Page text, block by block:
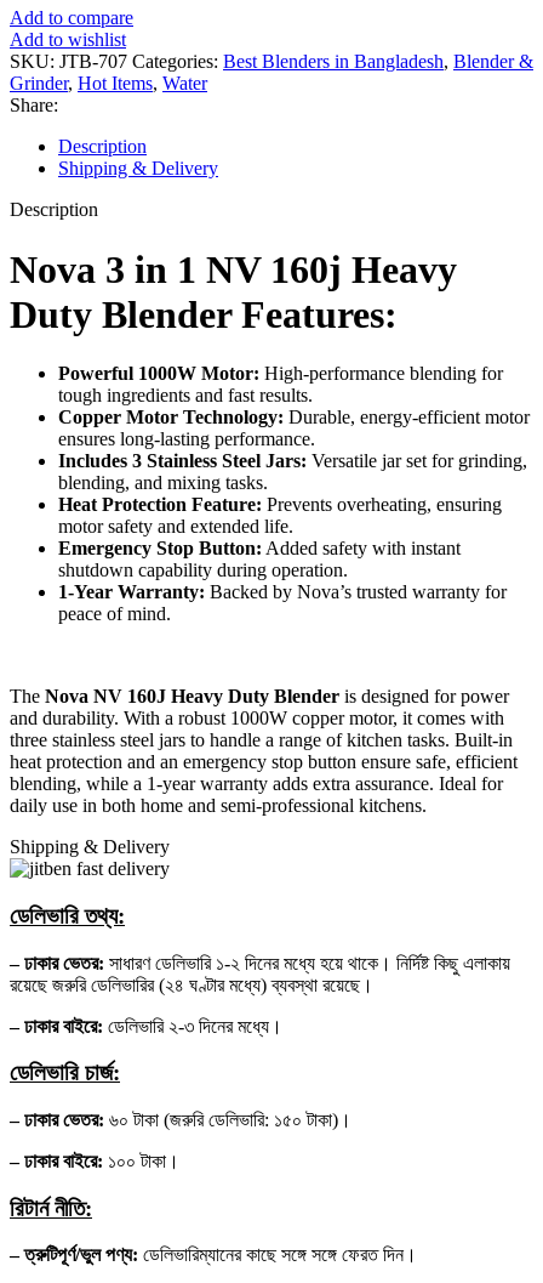
Add to compare
Add to wishlist
SKU: JTB-707 Categories: Best Blenders in Bangladesh, Blender &
Grinder, Hot Items, Water
Share:
Description
Shipping & Delivery
Description
Nova 3 in 1 NV 160j Heavy
Duty Blender Features:
Powerful 1000W Motor: High-performance blending for
tough ingredients and fast results.
Copper Motor Technology: Durable, energy-efficient motor
ensures long-lasting performance.
Includes 3 Stainless Steel Jars: Versatile jar set for grinding,
blending, and mixing tasks.
Heat Protection Feature: Prevents overheating, ensuring
motor safety and extended life.
Emergency Stop Button: Added safety with instant
shutdown capability during operation.
1-Year Warranty: Backed by Nova’s trusted warranty for
peace of mind.
The Nova NV 160J Heavy Duty Blender is designed for power
and durability. With a robust 1000W copper motor, it comes with
three stainless steel jars to handle a range of kitchen tasks. Built-in
heat protection and an emergency stop button ensure safe, efficient
blending, while a 1-year warranty adds extra assurance. Ideal for
daily use in both home and semi-professional kitchens.
Shipping & Delivery
ডেলিভারি তথ্য:
– ঢাকার ভেতর: সাধারণ ডেলিভারি ১-২ দিনের মধ্যে হয়ে থাকে। নির্দিষ্ট কিছু এলাকায়
রয়েছে জরুরি ডেলিভারির (২৪ ঘণ্টার মধ্যে) ব্যবস্থা রয়েছে।
– ঢাকার বাইরে: ডেলিভারি ২-৩ দিনের মধ্যে।
ডেলিভারি চার্জ:
– ঢাকার ভেতর: ৬০ টাকা (জরুরি ডেলিভারি: ১৫০ টাকা)।
– ঢাকার বাইরে: ১০০ টাকা।
রিটার্ন নীতি:
– ত্রুটিপূর্ণ/ভুল পণ্য: ডেলিভারিম্যানের কাছে সঙ্গে সঙ্গে ফেরত দিন।